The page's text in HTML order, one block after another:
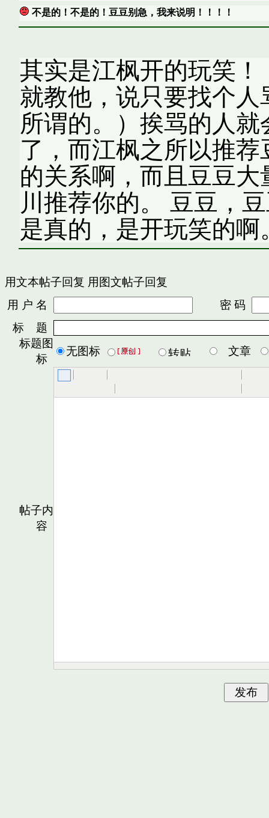
不是的！不是的！豆豆别急，我来说明！！！！
其实是江枫开的玩笑
就教他，说只要找个
所谓的。）挨骂的人
了，而江枫之所以推
的关系啊，而且豆豆
川推荐你的。 豆豆，
是真的，是开玩笑的啊
用文本帖子回复 用图文帖子回复
用 户 名
密 码
标 题
标题图
标
无图标 文章
帖子内
容